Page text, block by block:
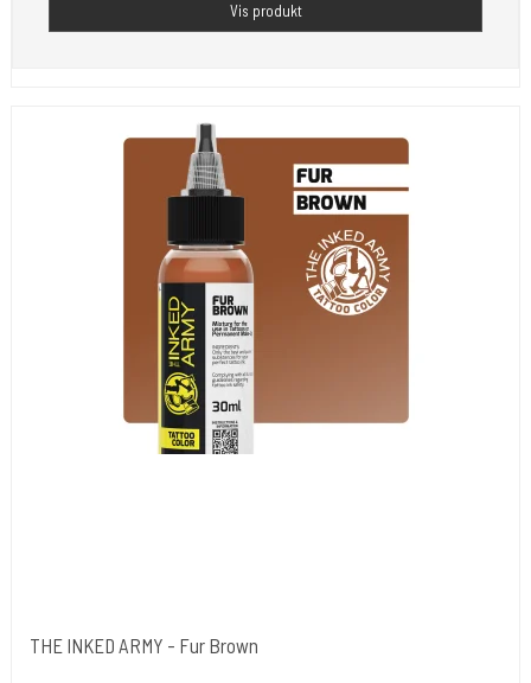
Vis produkt
THE INKED ARMY - Fur Brown